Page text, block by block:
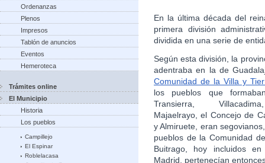
Ordenanzas
Plenos
Impresos
Tablón de anuncios
Eventos
Hemeroteca
Trámites online
El Municipio
Historia
Los pueblos
Campillejo
El Espinar
Roblelacasa
En la última década del
primera división
dividida en una serie de
Según esta división, la
adentraba en la de
Comunidad de la Villa y
los pueblos que
Transierra,
Majaelrayo, el Concejo de
y Almiruete, eran
pueblos de la Comunidad
Buitrago, hoy incluidos
Madrid, pertenecían